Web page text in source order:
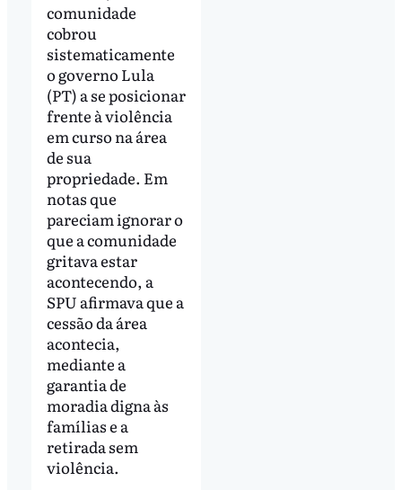
comunidade
cobrou
sistematicamente
o governo Lula
(PT) a se posicionar
frente à violência
em curso na área
de sua
propriedade. Em
notas que
pareciam ignorar o
que a comunidade
gritava estar
acontecendo, a
SPU afirmava que a
cessão da área
acontecia,
mediante a
garantia de
moradia digna às
famílias e a
retirada sem
violência.